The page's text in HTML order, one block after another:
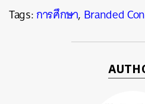
Tags:การศึกษา, Branded